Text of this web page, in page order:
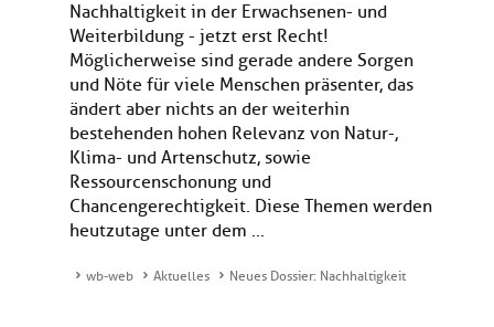
Nachhaltigkeit in der Erwachsenen- und
Weiterbildung - jetzt erst Recht!
Möglicherweise sind gerade andere Sorgen
und Nöte für viele Menschen präsenter, das
ändert aber nichts an der weiterhin
bestehenden hohen Relevanz von Natur-,
Klima- und Artenschutz, sowie
Ressourcenschonung und
Chancengerechtigkeit. Diese Themen werden
heutzutage unter dem ...
wb-web Aktuelles Neues Dossier: Nachhaltigkeit